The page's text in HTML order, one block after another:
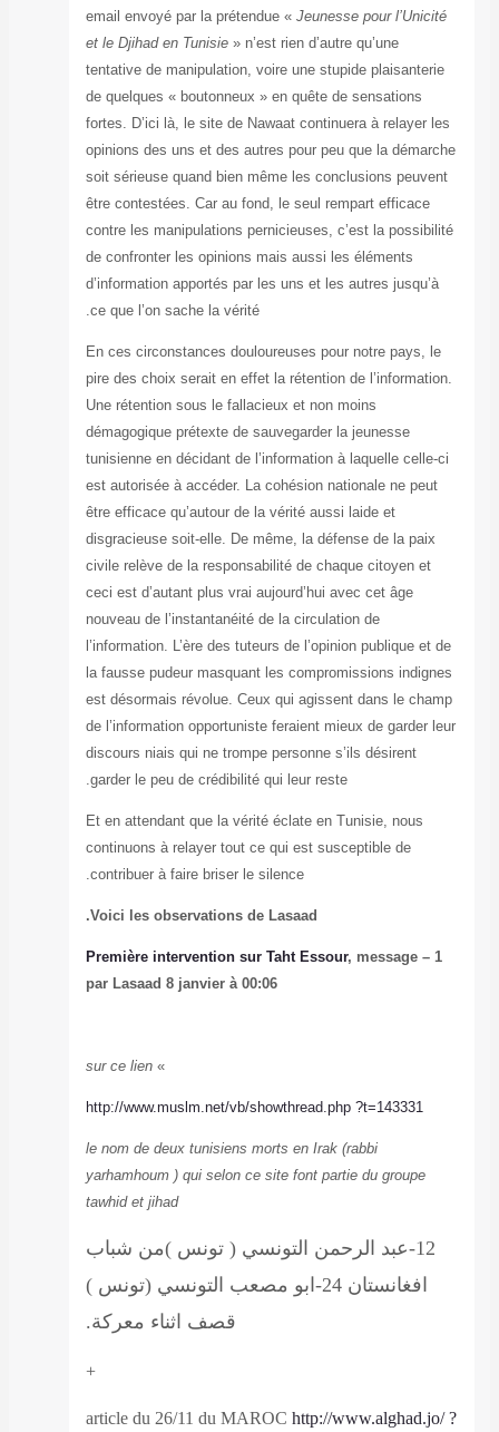
email envoyé
et le Djihad en
tentative de
de quelques «
fortes. D’ici là,
opinions des
soit sérieuse
être contestées.
contre les
de confronter
d’information
En ces
pire des choix
démagogique
tunisienne en
est autorisée à
être efficace
disgracieuse
civile relève de
ceci est
l’information.
la fausse
est désormais
de l’information
discours niais
Et en attendant
continuons à
Première
http://
yarhamhoum )
)من شباب
التونسي (تونس )
article du 26/